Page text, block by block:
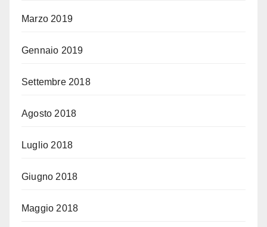
Marzo 2019
Gennaio 2019
Settembre 2018
Agosto 2018
Luglio 2018
Giugno 2018
Maggio 2018